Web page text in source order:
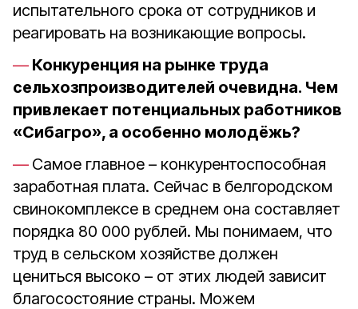
испытательного срока от сотрудников и
реагировать на возникающие вопросы.
Конкуренция на рынке труда
сельхозпроизводителей очевидна. Чем
привлекает потенциальных работников
«Сибагро», а особенно молодёжь?
Самое главное – конкурентоспособная
заработная плата. Сейчас в белгородском
свинокомплексе в среднем она составляет
порядка 80 000 рублей. Мы понимаем, что
труд в сельском хозяйстве должен
цениться высоко – от этих людей зависит
благосостояние страны. Можем